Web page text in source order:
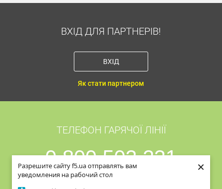
Разрешите сайту f5.ua отправлять вам
уведомления на рабочий стол
×
Разрешите сайту f5.ua отправлять вам
уведомления на рабочий стол
×
ВХІД ДЛЯ ПАРТНЕРІВ!
ВХІД
Як стати партнером
ТЕЛЕФОН ГАРЯЧОЇ ЛІНІЇ
0 800 502 231
Дзвінки зі стаціонарних телефонів в межах